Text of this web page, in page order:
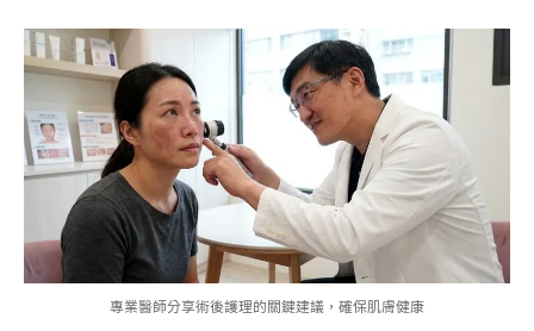
專業醫師分享術後護理的關鍵建議，確保肌膚健康